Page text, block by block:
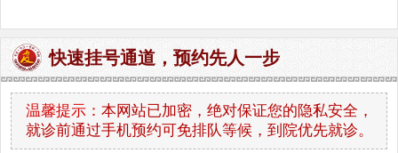
快速挂号通道，预约先人一步
温馨提示： 本网站已加密，绝对保证您的隐私安全，
就诊前通过手机预约可免排队等候，到院优先就诊。